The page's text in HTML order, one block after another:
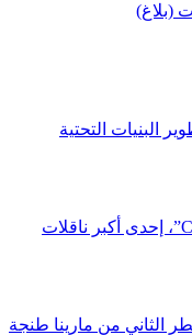
(بلاغ)
البنيات التحتية
باخرة “CMA CGM NOTRE DAME”، إحدى أكبر ناقلات
الثاني من مارينا طنجة